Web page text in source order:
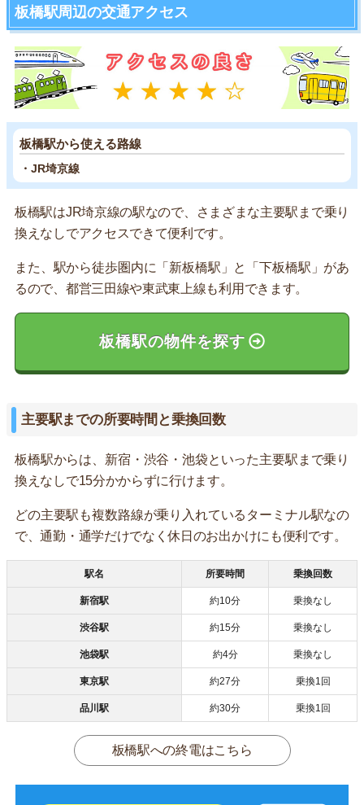
板橋駅周辺の交通アクセス
板橋駅から使える路線
・JR埼京線
板橋駅はJR埼京線の駅なので、さまざまな主要駅まで乗り
換えなしでアクセスできて便利です。
また、駅から徒歩圏内に「新板橋駅」と「下板橋駅」があ
るので、都営三田線や東武東上線も利用できます。
板橋駅の物件を探す
主要駅までの所要時間と乗換回数
板橋駅からは、新宿・渋谷・池袋といった主要駅まで乗り
換えなしで15分かからずに行けます。
どの主要駅も複数路線が乗り入れているターミナル駅なの
で、通勤・通学だけでなく休日のお出かけにも便利です。
駅名 所要時間 乗換回数
新宿駅 約10分 乗換なし
渋谷駅 約15分 乗換なし
池袋駅 約4分 乗換なし
東京駅 約27分 乗換1回
品川駅 約30分 乗換1回
板橋駅への終電はこちら